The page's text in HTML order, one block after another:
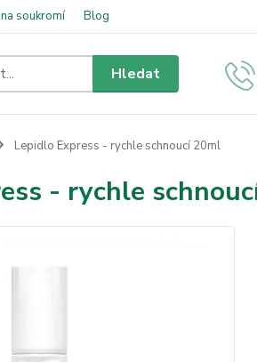
soukromí Blog
Hledat
Lepidlo Express - rychle schnoucí 20ml
- rychle